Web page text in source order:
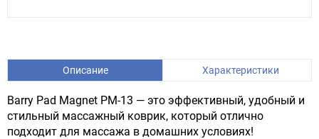
Описание Характеристики
Barry Pad Magnet PM-13 — это эффективный, удобный и
стильный массажный коврик, который отлично
подходит для массажа в домашних условиях!